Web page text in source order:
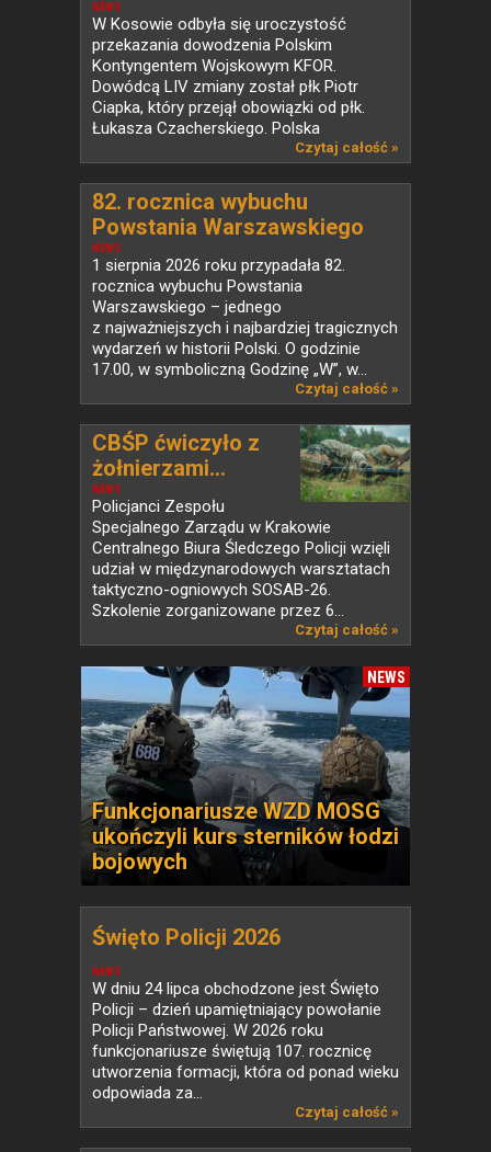
NEWS
KFOR w Kosowie
W Kosowie odbyła się uroczystość
przekazania dowodzenia Polskim
Kontyngentem Wojskowym KFOR.
Dowódcą LIV zmiany został płk Piotr
Ciapka, który przejął obowiązki od płk.
Łukasza Czacherskiego. Polska
Czytaj całość »
NEWS
82. rocznica wybuchu
Powstania Warszawskiego
1 sierpnia 2026 roku przypadała 82.
rocznica wybuchu Powstania
Warszawskiego – jednego
z najważniejszych i najbardziej tragicznych
wydarzeń w historii Polski. O godzinie
17.00, w symboliczną Godzinę „W”, w...
Czytaj całość »
NEWS
CBŚP ćwiczyło z
żołnierzami...
Policjanci Zespołu
Specjalnego Zarządu w Krakowie
Centralnego Biura Śledczego Policji wzięli
udział w międzynarodowych warsztatach
taktyczno-ogniowych SOSAB-26.
Szkolenie zorganizowane przez 6...
Czytaj całość »
NEWS
Funkcjonariusze WZD MOSG
ukończyli kurs sterników łodzi
bojowych
NEWS
Święto Policji 2026
W dniu 24 lipca obchodzone jest Święto
Policji – dzień upamiętniający powołanie
Policji Państwowej. W 2026 roku
funkcjonariusze świętują 107. rocznicę
utworzenia formacji, która od ponad wieku
odpowiada za...
Czytaj całość »